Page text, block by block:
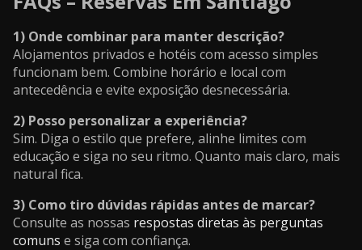
1) Onde combinar para manter descrição?
Alojamentos privados e hotéis com acesso simples
funcionam bem. Combine horário e local com
antecedência e evite exposição desnecessária.
2) Posso personalizar a experiência?
Sim. Diga o estilo que prefere, alinhe limites com
educação e siga no seu ritmo. Quanto mais claro, mais
natural fica.
3) Como tiro dúvidas rápidas antes de marcar?
Consulte as nossas respostas diretas às perguntas
comuns e siga com confiança.